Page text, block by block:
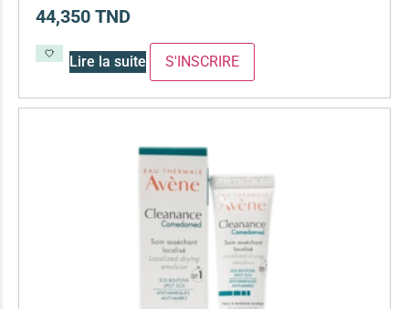
44,350 TND
Lire la suite